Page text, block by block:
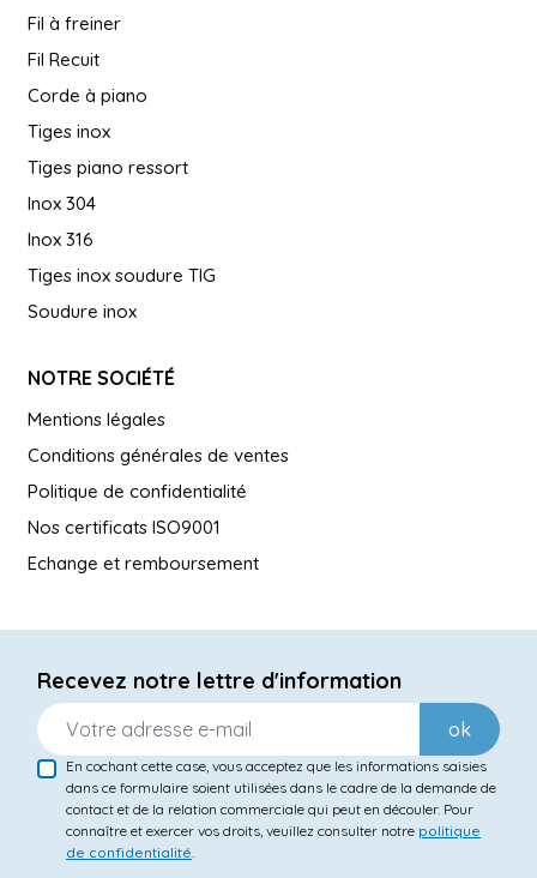
Fil à freiner
Fil Recuit
Corde à piano
Tiges inox
Tiges piano ressort
Inox 304
Inox 316
Tiges inox soudure TIG
Soudure inox
NOTRE SOCIÉTÉ
Mentions légales
Conditions générales de ventes
Politique de confidentialité
Nos certificats ISO9001
Echange et remboursement
Recevez notre lettre d'information
ok
En cochant cette case, vous acceptez que les informations saisies
dans ce formulaire soient utilisées dans le cadre de la demande de
contact et de la relation commerciale qui peut en découler. Pour
connaître et exercer vos droits, veuillez consulter notre politique
de confidentialité.